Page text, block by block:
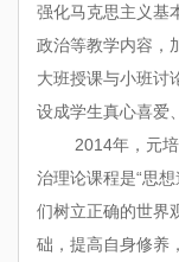
强化马克思主义基
政治等教学内容，
大班授课与小班讨
设成学生真心喜爱
2014年，元
治理论课程是“思
们树立正确的世界
础，提高自身修养